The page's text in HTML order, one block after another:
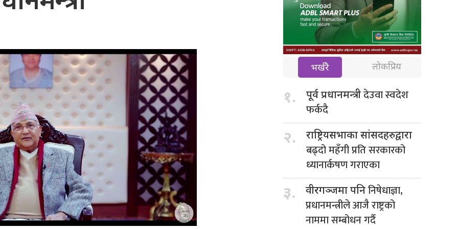
भर्खरै लोकप्रिय
१. पूर्व प्रधानमन्त्रीदेउवा स्वदेश
फर्कदै
२. राष्ट्रियसभाका सांसदहरुद्वारा
बढ्दो महँगी प्रति सरकारको
ध्यानार्कषण गराएका
३. वीरगञ्जमा पनिनिषेधाज्ञा,
प्रधानमन्त्रीले आजै राष्ट्रको
नाममा सम्बोधन गर्दै